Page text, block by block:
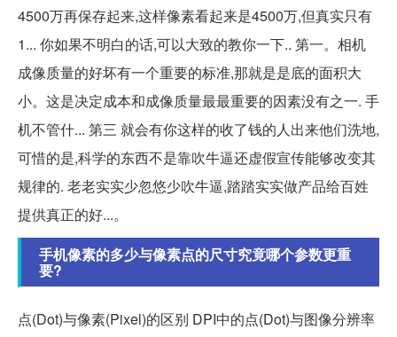
4500万再保存起来,这样像素看起来是4500万,但真实只有
1... 你如果不明白的话,可以大致的教你一下.. 第一。相机
成像质量的好坏有一个重要的标准,那就是是底的面积大
小。这是决定成本和成像质量最最重要的因素没有之一. 手
机不管什... 第三 就会有你这样的收了钱的人出来他们洗地,
可惜的是,科学的东西不是靠吹牛逼还虚假宣传能够改变其
规律的. 老老实实少忽悠少吹牛逼,踏踏实实做产品给百姓
提供真正的好...。
手机像素的多少与像素点的尺寸究竟哪个参数更重
要?
点(Dot)与像素(Pixel)的区别 DPI中的点(Dot)与图像分辨率